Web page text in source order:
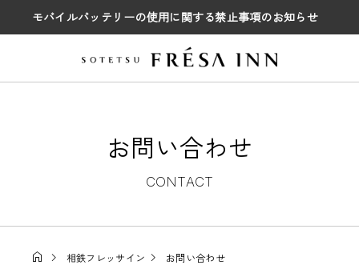
モバイルバッテリーの使用に関する禁止事項のお知らせ
お問い合わせ
CONTACT
相鉄フレッサイン お問い合わせ